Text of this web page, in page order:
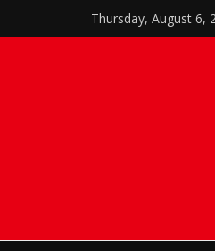
to
Thursday, August 6,